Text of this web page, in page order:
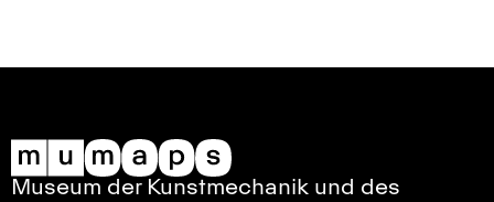
Museum der Kunstmechanik und des